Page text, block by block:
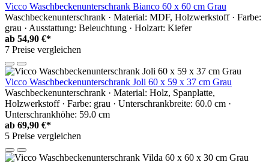
Vicco Waschbeckenunterschrank Bianco 60 x 60 cm Grau
Waschbeckenunterschrank · Material: MDF, Holzwerkstoff · Farbe:
grau · Ausstattung: Beleuchtung · Holzart: Kiefer
ab 54,90 €*
7 Preise vergleichen
Vicco Waschbeckenunterschrank Joli 60 x 59 x 37 cm Grau
Waschbeckenunterschrank · Material: Holz, Spanplatte,
Holzwerkstoff · Farbe: grau · Unterschrankbreite: 60.0 cm ·
Unterschrankhöhe: 59.0 cm
ab 69,90 €*
5 Preise vergleichen